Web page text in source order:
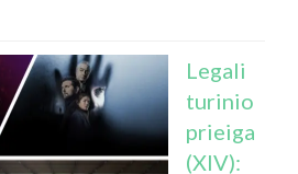
Legali
turinio
prieiga
(XIV):